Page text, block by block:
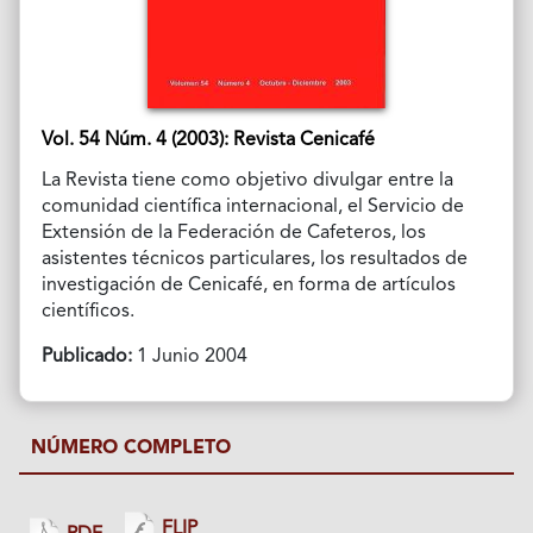
Vol. 54 Núm. 4 (2003): Revista Cenicafé
La Revista tiene como objetivo divulgar entre la
comunidad científica internacional, el Servicio de
Extensión de la Federación de Cafeteros, los
asistentes técnicos particulares, los resultados de
investigación de Cenicafé, en forma de artículos
científicos.
Publicado:1 Junio 2004
NÚMERO COMPLETO